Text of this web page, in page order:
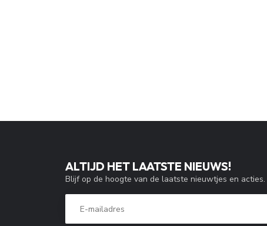
ALTIJD HET LAATSTE NIEUWS!
Blijf op de hoogte van de laatste nieuwtjes en acties.